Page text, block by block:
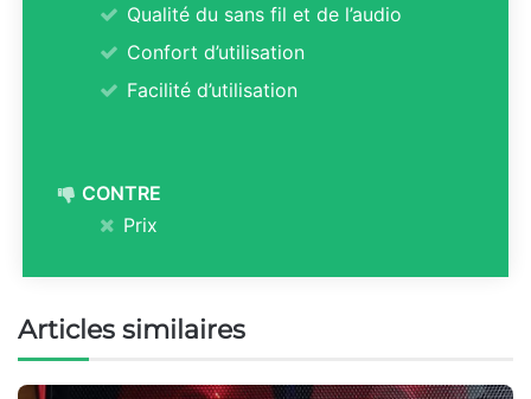
Qualité du sans fil et de l’audio
Confort d’utilisation
Facilité d’utilisation
CONTRE
Prix
Articles similaires